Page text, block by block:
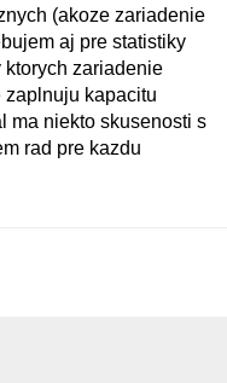
(akoze zariadenie
aj pre statistiky
zariadenie
zaplnuju kapacitu
ma niekto skusenosti s
rad pre kazdu